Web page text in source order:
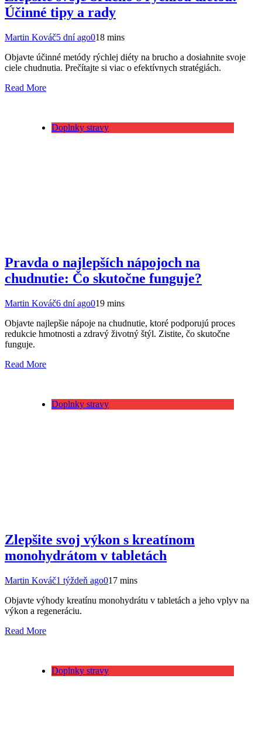
Účinné tipy a rady
Martin Kováč5 dní ago018 mins
Objavte účinné metódy rýchlej diéty na brucho a dosiahnite svoje
ciele chudnutia. Prečítajte si viac o efektívnych stratégiách.
Read More
Doplnky stravy
Pravda o najlepších nápojoch na
chudnutie: Čo skutočne funguje?
Martin Kováč6 dní ago019 mins
Objavte najlepšie nápoje na chudnutie, ktoré podporujú proces
redukcie hmotnosti a zdravý životný štýl. Zistite, čo skutočne
funguje.
Read More
Doplnky stravy
Zlepšite svoj výkon s kreatínom
monohydrátom v tabletách
Martin Kováč1 týždeň ago017 mins
Objavte výhody kreatínu monohydrátu v tabletách a jeho vplyv na
výkon a regeneráciu.
Read More
Doplnky stravy